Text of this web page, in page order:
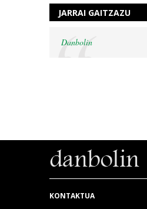
JARRAI GAITZAZU
Danbolin
KONTAKTUA